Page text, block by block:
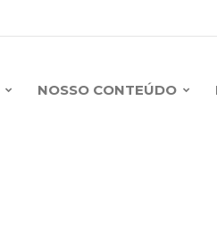
NOSSO CONTEÚDO